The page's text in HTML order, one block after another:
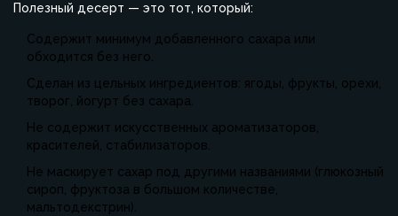
Полезный десерт — это тот, который:
Содержит минимум добавленного сахара или
обходится без него.
Сделан из цельных ингредиентов: ягоды, фрукты, орехи,
творог, йогурт без сахара.
Не содержит искусственных ароматизаторов,
красителей, стабилизаторов.
Не маскирует сахар под другими названиями (глюкозный
сироп, фруктоза в большом количестве,
мальтодекстрин).